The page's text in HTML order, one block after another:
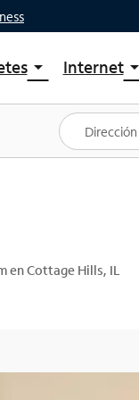
arrow_drop_down
paquetes
One
ofertas
Internetarrow_drop_down
Planes
en Cottage Hills, IL